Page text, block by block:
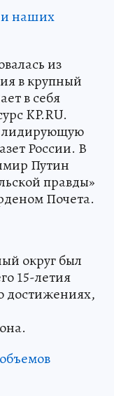
наших
из
в крупный
в себя
KP.RU.
лидирующую
России. В
Путин
правды»
Почета.
округ был
15-летия
достижениях,